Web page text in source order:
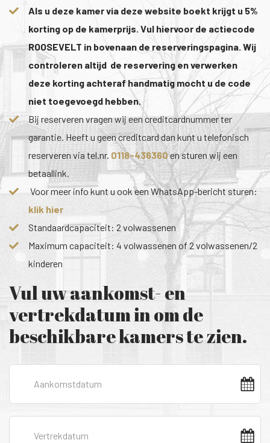
Als u deze kamer via deze website boekt krijgt u 5%
korting op de kamerprijs. Vul hiervoor de actiecode
ROOSEVELT in bovenaan de reserveringspagina. Wij
controleren altijd de reservering en verwerken
deze korting achteraf handmatig mocht u de code
niet toegevoegd hebben.
Bij reserveren vragen wij een creditcardnummer ter
garantie. Heeft u geen creditcard dan kunt u telefonisch
reserveren via tel.nr. 0118-436360en sturen wij een
betaallink.
Voor meer info kunt u ook een WhatsApp-bericht sturen:
klik hier
Standaardcapaciteit: 2 volwassenen
Maximum capaciteit: 4 volwassenen of 2 volwassenen/2
kinderen
Vul uw aankomst- en
vertrekdatum in om de
beschikbare kamers te zien.